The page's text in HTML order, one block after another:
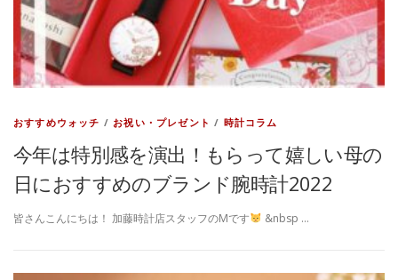
おすすめウォッチ /お祝い・プレゼント / 時計コラム
今年は特別感を演出！もらって嬉しい母の
日におすすめのブランド腕時計2022
皆さんこんにちは！ 加藤時計店スタッフのMです &nbsp …